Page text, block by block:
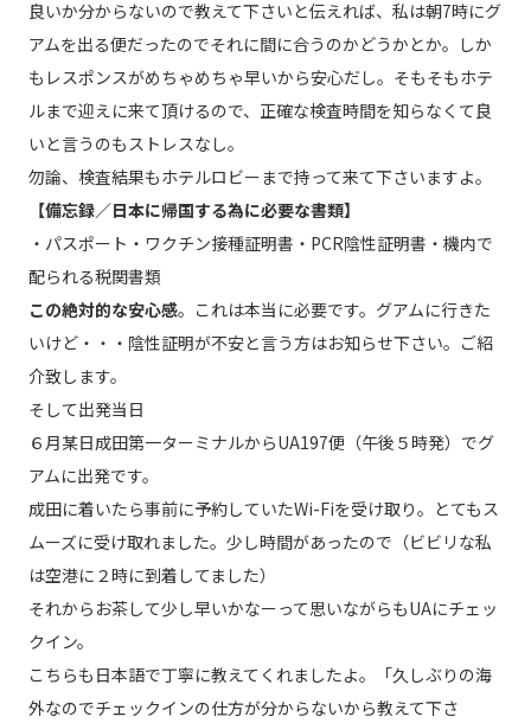
良いか分からないので教えて下さいと伝えれば、私は朝7時にグ
アムを出る便だったのでそれに間に合うのかどうかとか。しか
もレスポンスがめちゃめちゃ早いから安心だし。そもそもホテ
ルまで迎えに来て頂けるので、正確な検査時間を知らなくて良
いと言うのもストレスなし。
勿論、検査結果もホテルロビーまで持って来て下さいますよ。
【備忘録／日本に帰国する為に必要な書類】
・パスポート・ワクチン接種証明書・PCR陰性証明書・機内で
配られる税関書類
この絶対的な安心感。これは本当に必要です。グアムに行きた
いけど・・・陰性証明が不安と言う方はお知らせ下さい。ご紹
介致します。
そして出発当日
６月某日成田第一ターミナルからUA197便（午後５時発）でグ
アムに出発です。
成田に着いたら事前に予約していたWi-Fiを受け取り。とてもス
ムーズに受け取れました。少し時間があったので（ビビリな私
は空港に２時に到着してました）
それからお茶して少し早いかなーって思いながらもUAにチェッ
クイン。
こちらも日本語で丁寧に教えてくれましたよ。「久しぶりの海
外なのでチェックインの仕方が分からないから教えて下さ